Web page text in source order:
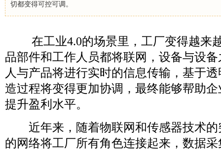
切都变得可控可调。
在工业4.0的场景里，工厂变得越来
品部件和工作人员都将联网，设备与设
人与产品将进行实时的信息传输，基于
造过程将变得更加协调，最终能够帮助
提升盈利水平。
近年来，随着物联网和传感器技术的
的网络将工厂所有角色连接起来，数据